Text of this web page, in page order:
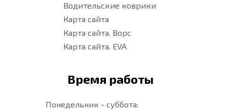
Водительские коврики
Карта сайта
Карта сайта. Ворс
Карта сайта. EVA
Время работы
Понедельник - суббота: